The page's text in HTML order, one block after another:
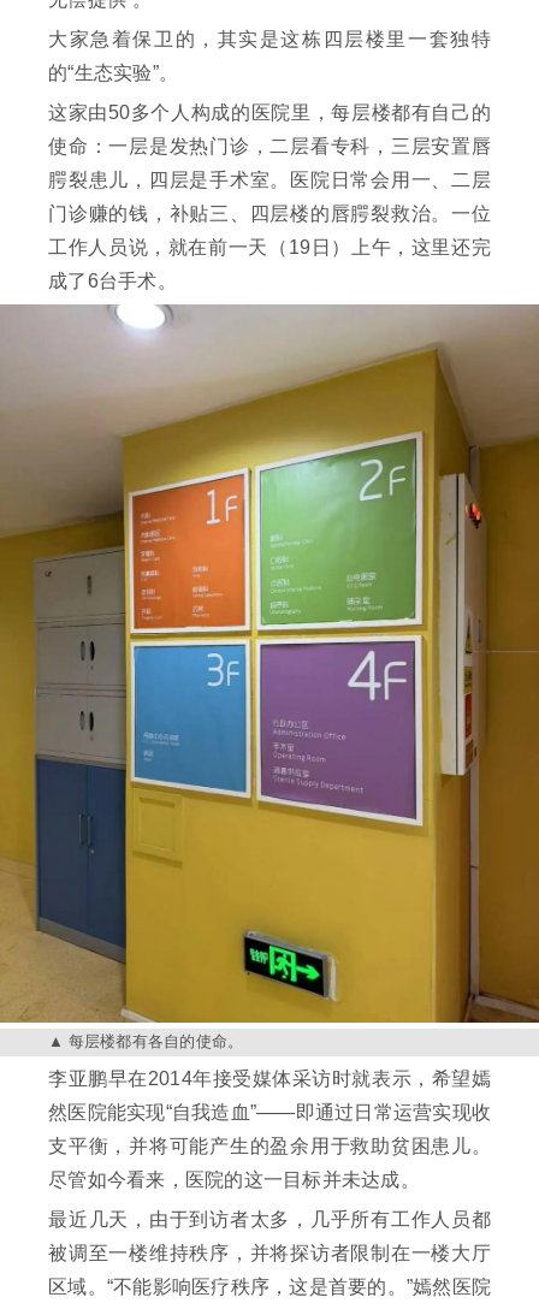
大家急着保卫的，其实是这栋四层楼里一套独特
的“生态实验”。
这家由50多个人构成的医院里，每层楼都有自己的
使命：一层是发热门诊，二层看专科，三层安置唇
腭裂患儿，四层是手术室。医院日常会用一、二层
门诊赚的钱，补贴三、四层楼的唇腭裂救治。一位
工作人员说，就在前一天（19日）上午，这里还完
成了6台手术。
每层楼都有各自的使命。
李亚鹏早在2014年接受媒体采访时就表示，希望嫣
然医院能实现“自我造血”——即通过日常运营实现收
支平衡，并将可能产生的盈余用于救助贫困患儿。
尽管如今看来，医院的这一目标并未达成。
最近几天，由于到访者太多，几乎所有工作人员都
被调至一楼维持秩序，并将探访者限制在一楼大厅
区域。“不能影响医疗秩序，这是首要的。”嫣然医院